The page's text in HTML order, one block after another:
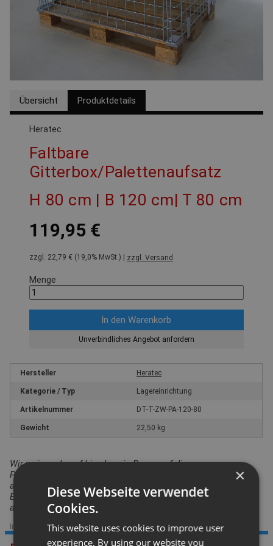
Übersicht Produktdetails
Heratec
Faltbare
Gitterbox/Palettenaufsatz
H 80 cm | B 120 cm| T 80 cm
119,95 €
zzgl. 22,79 € (19,0% MwSt.) | zzgl. Versand
Menge
Unverbindliches Angebot anfordern
Hersteller Heratec
Kategorie / Typ Lagereinrichtung
Artikelnummer DT-T-ZW-PA-120-80
Gewicht 22,50 kg
Wir weisen darauf hin, dass in Bezug auf die
Produktsicherheitsverordnung das hier angebotene Produkt
ausschließlich für den gewerblichen Einsatz vorgesehen ist.
Ein Einsatz durch Verbraucher i.S. v. § 13 BGB ist
auszuschließen.
Im Sortiment seit: 21.01.2021|Datenstand: 03.02.2022
×
Diese Webseite verwendet
Cookies.
This website uses cookies to improve user
experience. By using our website you